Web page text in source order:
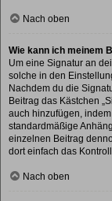
Nach oben
Wie kann ich meinem
Um eine Signatur an
solche in den
Nachdem du die
Beitrag das Kästchen
auch hinzufügen,
standardmäßige
einzelnen Beitrag
dort einfach das
Nach oben